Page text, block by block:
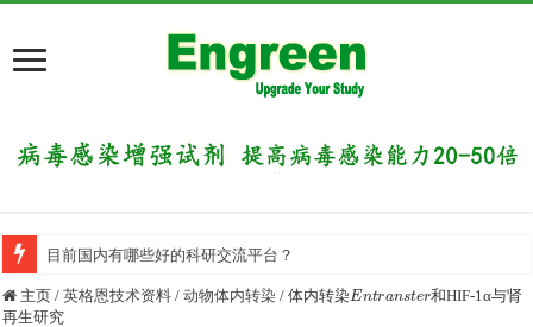
目前国内有哪些好的科研交流平台？
主页 / 英格恩技术资料 / 动物体内转染 / 体内转染 En r r
和HIF-1α与肾
再生研究